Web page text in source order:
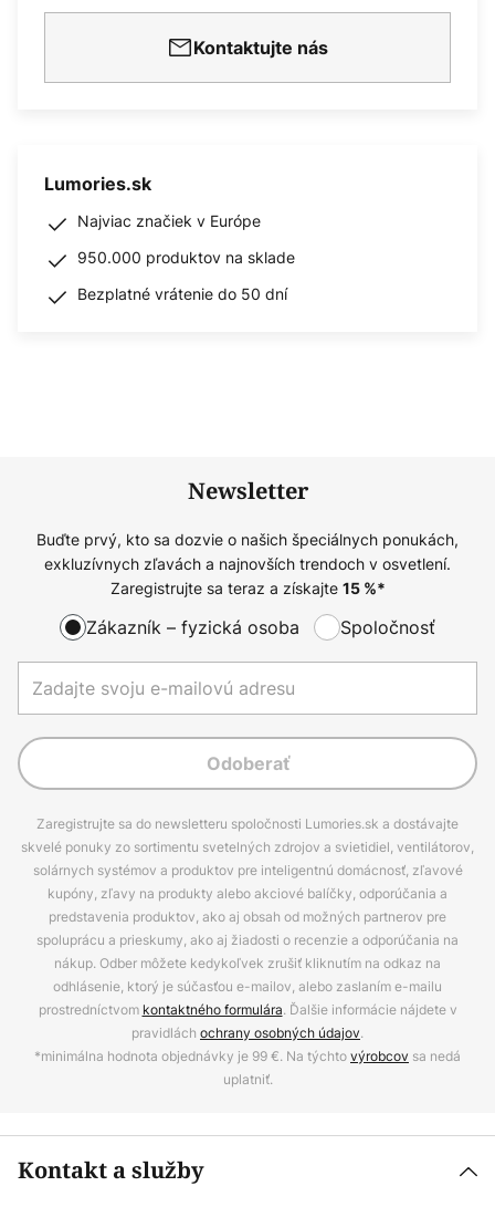
Kontaktujte nás
Lumories.sk
Najviac značiek v Európe
950.000 produktov na sklade
Bezplatné vrátenie do 50 dní
Newsletter
Buďte prvý, kto sa dozvie o našich špeciálnych ponukách,
exkluzívnych zľavách a najnovších trendoch v osvetlení.
Zaregistrujte sa teraz a získajte 15%*
Zákazník – fyzická osoba Spoločnosť
Odoberať
Zaregistrujte sa do newsletteru spoločnosti Lumories.sk a dostávajte
skvelé ponuky zo sortimentu svetelných zdrojov a svietidiel, ventilátorov,
solárnych systémov a produktov pre inteligentnú domácnosť, zľavové
kupóny, zľavy na produkty alebo akciové balíčky, odporúčania a
predstavenia produktov, ako aj obsah od možných partnerov pre
spoluprácu a prieskumy, ako aj žiadosti o recenzie a odporúčania na
nákup. Odber môžete kedykoľvek zrušiť kliknutím na odkaz na
odhlásenie, ktorý je súčasťou e-mailov, alebo zaslaním e-mailu
prostredníctvom kontaktného formulára. Ďalšie informácie nájdete v
pravidlách ochrany osobných údajov.
*minimálna hodnota objednávky je 99 €. Na týchtovýrobcov sa nedá
uplatniť.
Kontakt a služby